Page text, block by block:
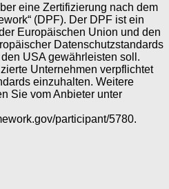
eine Zertifizierung nach dem
(DPF). Der DPF ist ein
Europäischen Union und den
Datenschutzstandards
USA gewährleisten soll.
Unternehmen verpflichtet
einzuhalten. Weitere
Sie vom Anbieter unter
participant/5780.